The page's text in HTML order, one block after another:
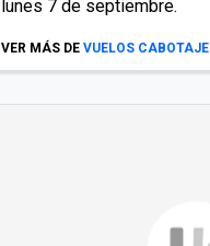
lunes 7 de septiembre.
VER MÁS DE VUELOS CABOTAJE